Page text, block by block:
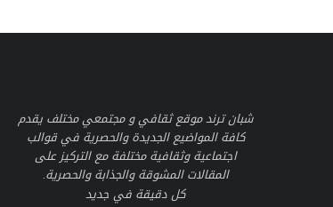
شبان ترند موقع ثقافي و مجتمعي مختلف يقدم
كافة المواضيع الجديدة والحصرية في قوالب
اجتماعية وثقافية مختلفة مع التركيز على
المقالات المشوقة والجذابة والحصرية.
كل دقيقة في جديد